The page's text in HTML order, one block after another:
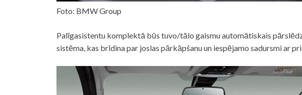
Foto: BMW Group
Palīgasistentu komplektā būs tuvo/tālo gaismu automātiskais
sistēma, kas brīdina par joslas pārkāpšanu un iespējamo sadursmi ar